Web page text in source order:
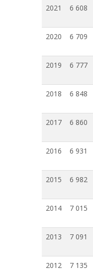
2021
6 608
2020
6 709
2019
6 777
2018
6 848
2017
6 860
2016
6 931
2015
6 982
2014
7 015
2013
7 091
2012
7 135